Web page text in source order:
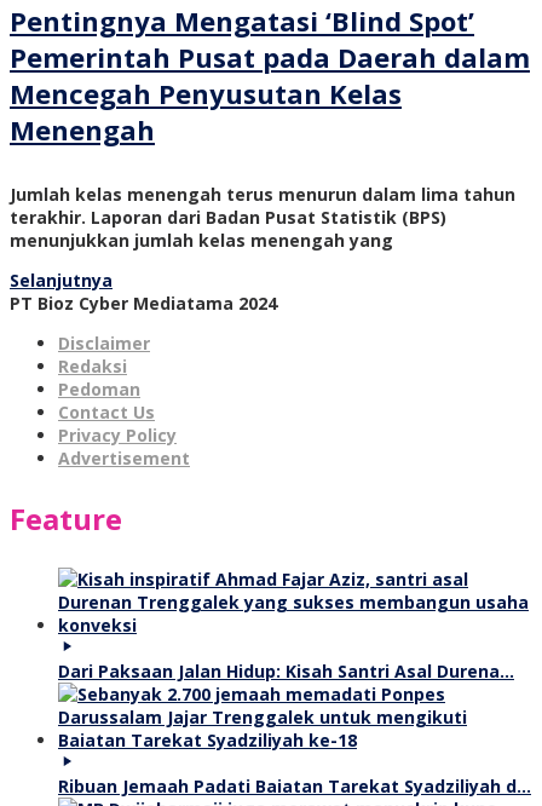
Pentingnya Mengatasi ‘Blind Spot’
Pemerintah Pusat pada Daerah dalam
Mencegah Penyusutan Kelas
Menengah
Jumlah kelas menengah terus menurun dalam lima tahun
terakhir. Laporan dari Badan Pusat Statistik (BPS)
menunjukkan jumlah kelas menengah yang
Selanjutnya
PT Bioz Cyber Mediatama 2024
Disclaimer
Redaksi
Pedoman
Contact Us
Privacy Policy
Advertisement
Feature
Dari Paksaan Jalan Hidup: Kisah Santri Asal Durena…
Ribuan Jemaah Padati Baiatan Tarekat Syadziliyah d…